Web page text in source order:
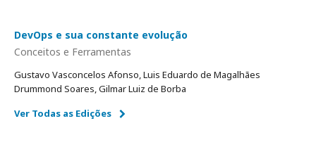
DevOps e sua constante evolução
Conceitos e Ferramentas
Gustavo Vasconcelos Afonso, Luis Eduardo de Magalhães
Drummond Soares, Gilmar Luiz de Borba
Ver Todas as Edições